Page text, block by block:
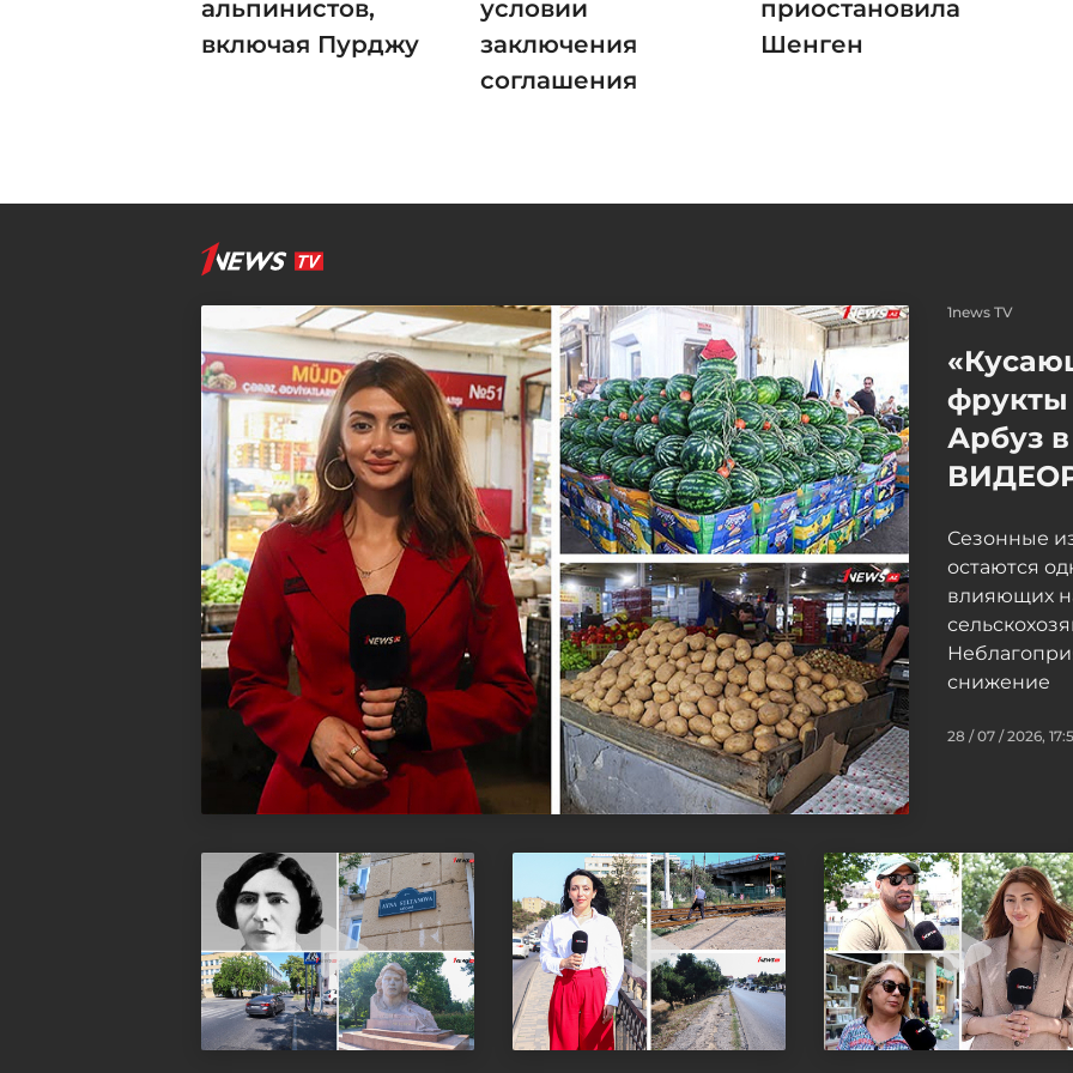
альпинистов,
включая Пурджу
условии
заключения
соглашения
приостановила
Шенген
1news TV
Арбуз
Сезонные
остаются
влияющих
снижение
28 / 07 / 2026,